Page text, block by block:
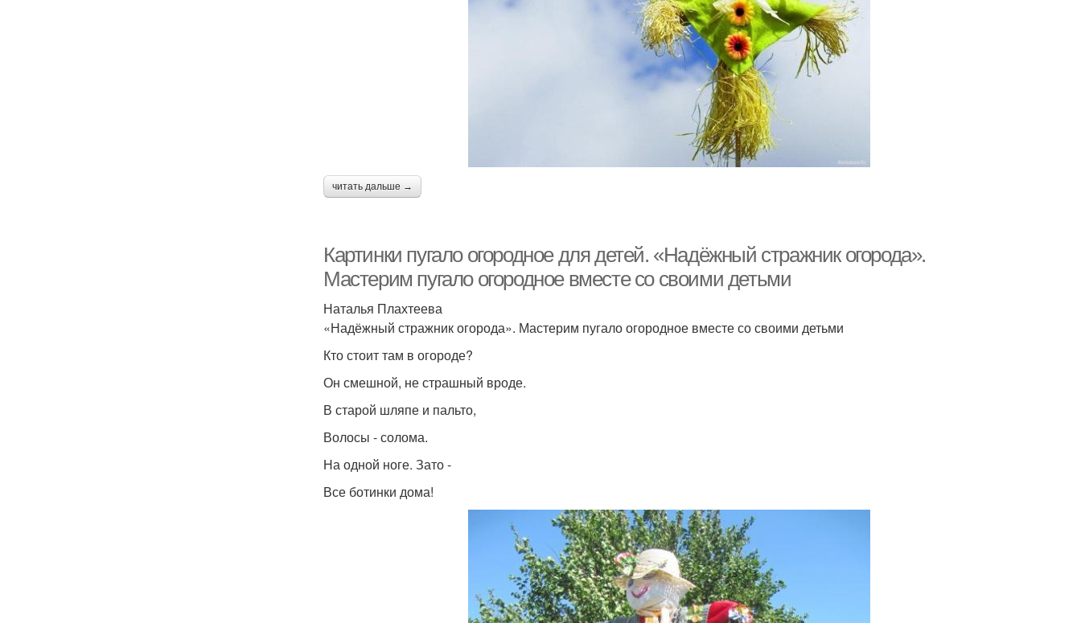
читать дальше →
Картинки пугало огородное для детей. «Надёжный стражник огорода».
Мастерим пугало огородное вместе со своими детьми
Наталья Плахтеева
«Надёжный стражник огорода». Мастерим пугало огородное вместе со своими детьми
Кто стоит там в огороде?
Он смешной, не страшный вроде.
В старой шляпе и пальто,
Волосы - солома.
На одной ноге. Зато -
Все ботинки дома!